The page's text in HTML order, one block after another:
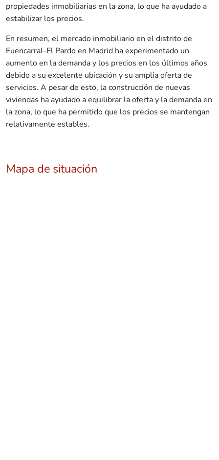
propiedades inmobiliarias en la zona, lo que ha ayudado a
estabilizar los precios.
En resumen, el mercado inmobiliario en el distrito de
Fuencarral-El Pardo en Madrid ha experimentado un
aumento en la demanda y los precios en los últimos años
debido a su excelente ubicación y su amplia oferta de
servicios. A pesar de esto, la construcción de nuevas
viviendas ha ayudado a equilibrar la oferta y la demanda en
la zona, lo que ha permitido que los precios se mantengan
relativamente estables.
Mapa de situación